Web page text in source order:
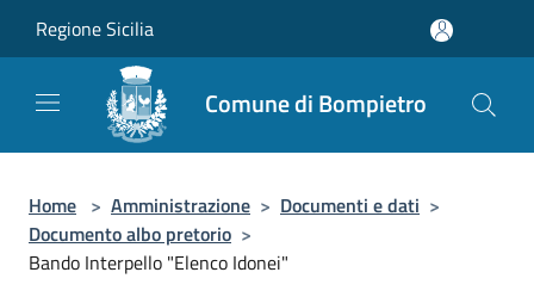
Regione Sicilia
Comune di Bompietro
Home > Amministrazione > Documenti e dati >
Documento albo pretorio >
Bando Interpello "Elenco Idonei"